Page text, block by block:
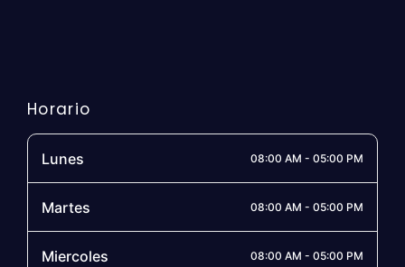
Horario
Lunes 08:00 AM - 05:00 PM
Martes 08:00 AM - 05:00 PM
Miercoles 08:00 AM - 05:00 PM